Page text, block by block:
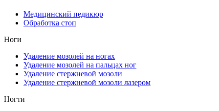
Медицинский педикюр
Обработка стоп
Ноги
Удаление мозолей на ногах
Удаление мозолей на пальцах ног
Удаление стержневой мозоли
Удаление стержневой мозоли лазером
Ногти